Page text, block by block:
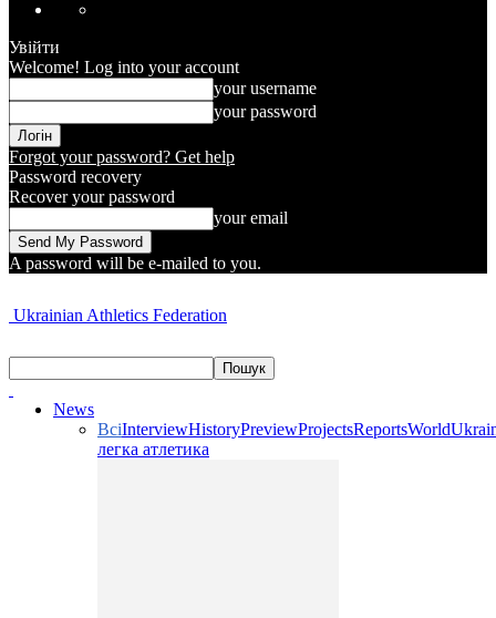
Увійти
Welcome! Log into your account
your username
your password
Forgot your password? Get help
Password recovery
Recover your password
your email
A password will be e-mailed to you.
Ukrainian Athletics Federation
News
ВсіInterviewHistoryPreviewProjectsReportsWorld
легка атлетика